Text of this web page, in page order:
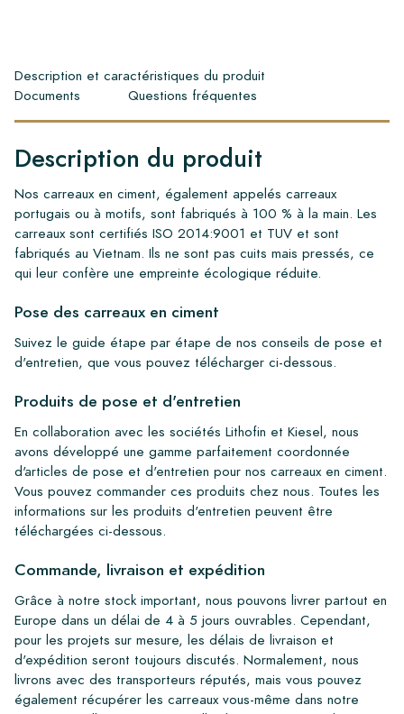
Description et caractéristiques du produit
Documents
Questions fréquentes
Description du produit
Nos carreaux en ciment, également appelés carreaux
portugais ou à motifs, sont fabriqués à 100 % à la main. Les
carreaux sont certifiés ISO 2014:9001 et TUV et sont
fabriqués au Vietnam. Ils ne sont pas cuits mais pressés, ce
qui leur confère une empreinte écologique réduite.
Pose des carreaux en ciment
Suivez le guide étape par étape de nos conseils de pose et
d'entretien, que vous pouvez télécharger ci-dessous.
Produits de pose et d'entretien
En collaboration avec les sociétés Lithofin et Kiesel, nous
avons développé une gamme parfaitement coordonnée
d'articles de pose et d'entretien pour nos carreaux en ciment.
Vous pouvez commander ces produits chez nous. Toutes les
informations sur les produits d'entretien peuvent être
téléchargées ci-dessous.
Commande, livraison et expédition
Grâce à notre stock important, nous pouvons livrer partout en
Europe dans un délai de 4 à 5 jours ouvrables. Cependant,
pour les projets sur mesure, les délais de livraison et
d'expédition seront toujours discutés. Normalement, nous
livrons avec des transporteurs réputés, mais vous pouvez
également récupérer les carreaux vous-même dans notre